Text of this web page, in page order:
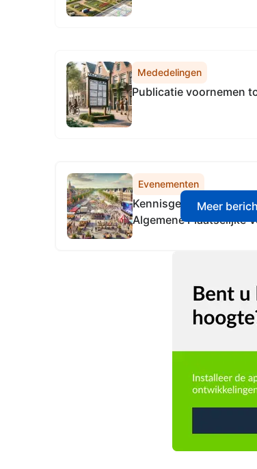
Mededelingen
Publicatie voornemen
Evenementen
Kennisgeving melding
Algemene Plaatselijke
Meer